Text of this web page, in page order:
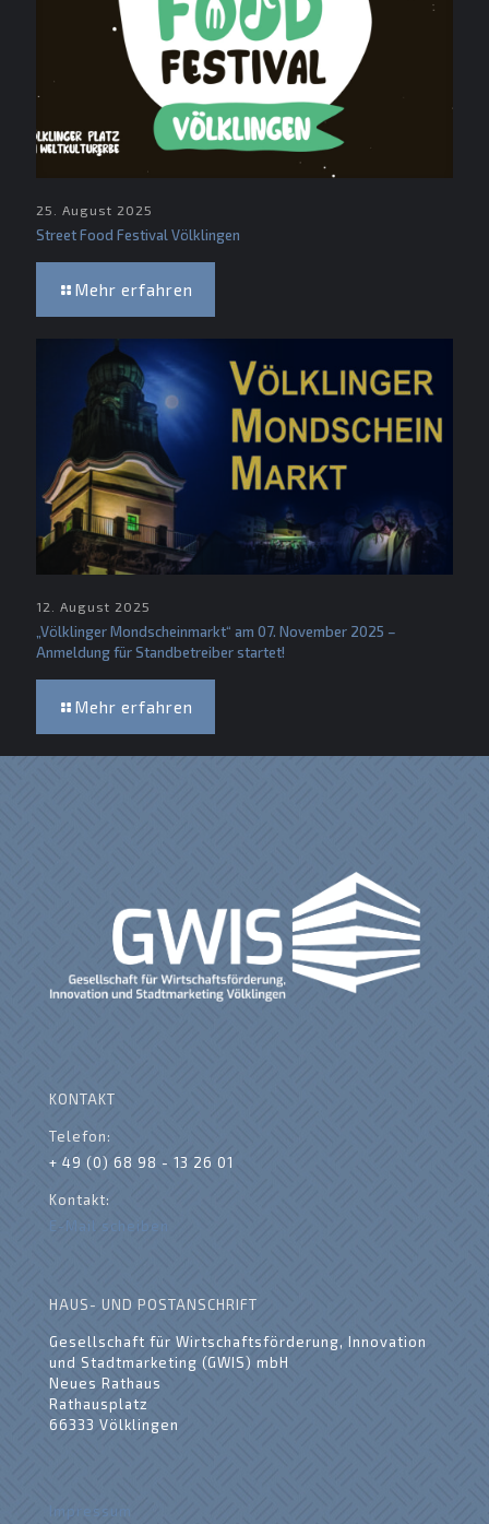
25. August 2025
Street Food Festival Völklingen
Mehr erfahren
12. August 2025
„Völklinger Mondscheinmarkt“ am 07. November 2025 –
Anmeldung für Standbetreiber startet!
Mehr erfahren
KONTAKT
Telefon:
+ 49 (0) 68 98 - 13 26 01
Kontakt:
E-Mail scheiben
HAUS- UND POSTANSCHRIFT
Gesellschaft für Wirtschaftsförderung, Innovation
und Stadtmarketing (GWIS) mbH
Neues Rathaus
Rathausplatz
66333 Völklingen
Impressum